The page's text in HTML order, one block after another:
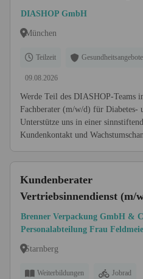
(Teilzeit 20 Stunden /
DIASHOP GmbH
München
Teilzeit Gesundheitsangebote
09.08.2026
Werde Teil des DIASHOP-Teams
Fachberater (m/w/d) für Diabetes-
Unterstütze uns in einer
Kundenkontakt und
Kundenberater
Vertriebsinnendienst (m/
Brenner Verpackung GmbH &
Personalabteilung Frau
Starnberg
Weiterbildungen Jobrad